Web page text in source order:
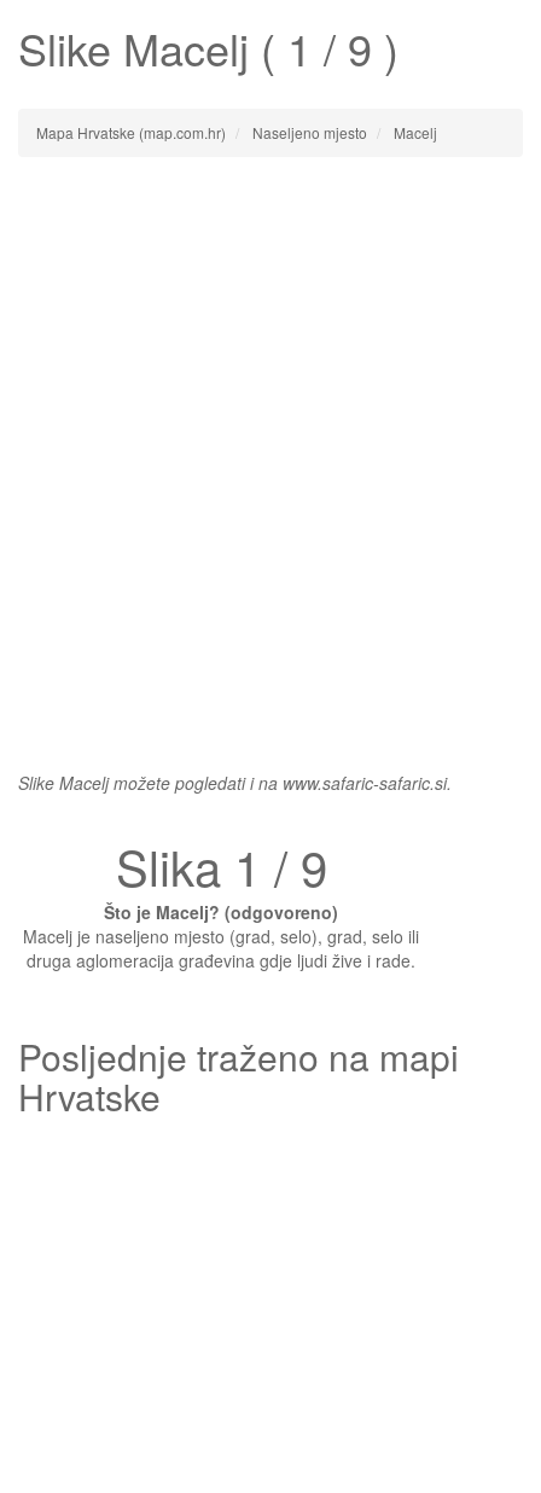
Slike Macelj ( 1 / 9 )
Mapa Hrvatske (map.com.hr) Naseljeno mjesto Macelj
Slike Macelj možete pogledati i na www.safaric-safaric.si.
Slika 1 / 9
Što je Macelj? (odgovoreno)
Macelj je naseljeno mjesto (grad, selo), grad, selo ili
druga aglomeracija građevina gdje ljudi žive i rade.
Posljednje traženo na mapi
Hrvatske